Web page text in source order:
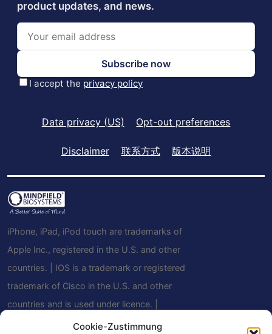
Cookie-Zustimmung
Data privacy (US) Opt-out preferences
Disclaimer 联系方式 版本说明
iPhone, iPad, iPod touch are trademarks of
Apple Inc., registered in the U.S. and other
countries. | IOS is a trademark or registered
trademark of Cisco in the U.S. and other
countries and is used under licence. |
Android is a trademark of Google LLC | The